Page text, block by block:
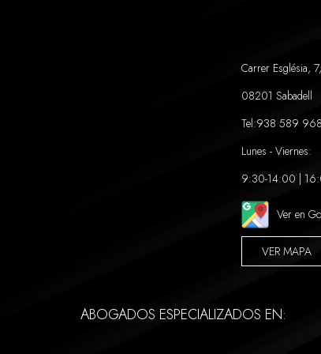
Carrer Església,
08201 Sabadell
Tel:938 589 968
Lunes - Viernes:
9:30-14:00 |
Ver en
VER MAPA
ABOGADOS ESPECIALIZADOS EN: